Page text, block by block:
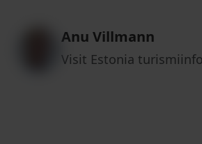
Anu Villmann
Visit Estonia